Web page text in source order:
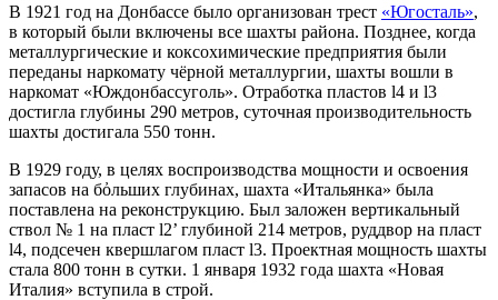
В 1921 год на Донбассе было организован трест «Югосталь»,
в который были включены все шахты района. Позднее, когда
металлургические и коксохимические предприятия были
переданы наркомату чёрной металлургии, шахты вошли в
наркомат «Юждонбассуголь». Отработка пластов l4 и l3
достигла глубины 290 метров, суточная производительность
шахты достигала 550 тонн.
В 1929 году, в целях воспроизводства мощности и освоения
запасов на бὀльших глубинах, шахта «Итальянка» была
поставлена на реконструкцию. Был заложен вертикальный
ствол № 1 на пласт l2’ глубиной 214 метров, руддвор на пласт
l4, подсечен квершлагом пласт l3. Проектная мощность шахты
стала 800 тонн в сутки. 1 января 1932 года шахта «Новая
Италия» вступила в строй.